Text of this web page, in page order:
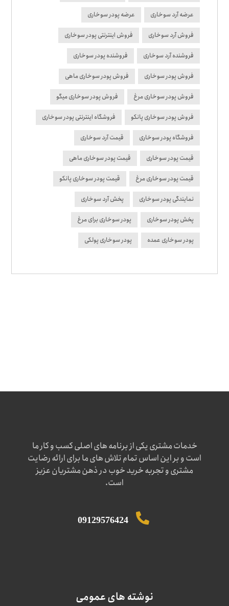
عرضه آرد سوخاری عرضه پودر سوخاری
فروش آرد سوخاری فروش اینترنتی پودر سوخاری
فروشنده آرد سوخاری فروشنده پودر سوخاری
فروش پودر سوخاری فروش پودر سوخاری ماهی
فروش پودر سوخاری مرغ فروش پودر سوخاری میگو
فروش پودر سوخاری پانکو فروشگاه اینترنتی پودر سوخاری
فروشگاه پودر سوخاری قیمت آرد سوخاری
قیمت پودر سوخاری قیمت پودر سوخاری ماهی
قیمت پودر سوخاری مرغ قیمت پودر سوخاری پانکو
نمایندگی پودر سوخاری پخش آرد سوخاری
پخش پودر سوخاری پودر سوخاری برای مرغ
پودر سوخاری عمده پودر سوخاری پولکی
خدمات مشتری یکی از برنامه های اصلی کسب و کار ما
است و بر این اساس تمام تلاش های ما برای ارائه رضایت
مشتری و تجربه خرید خوب در ذهن مشتریان عزیز
است.
09129576424
نوشته های عمومی